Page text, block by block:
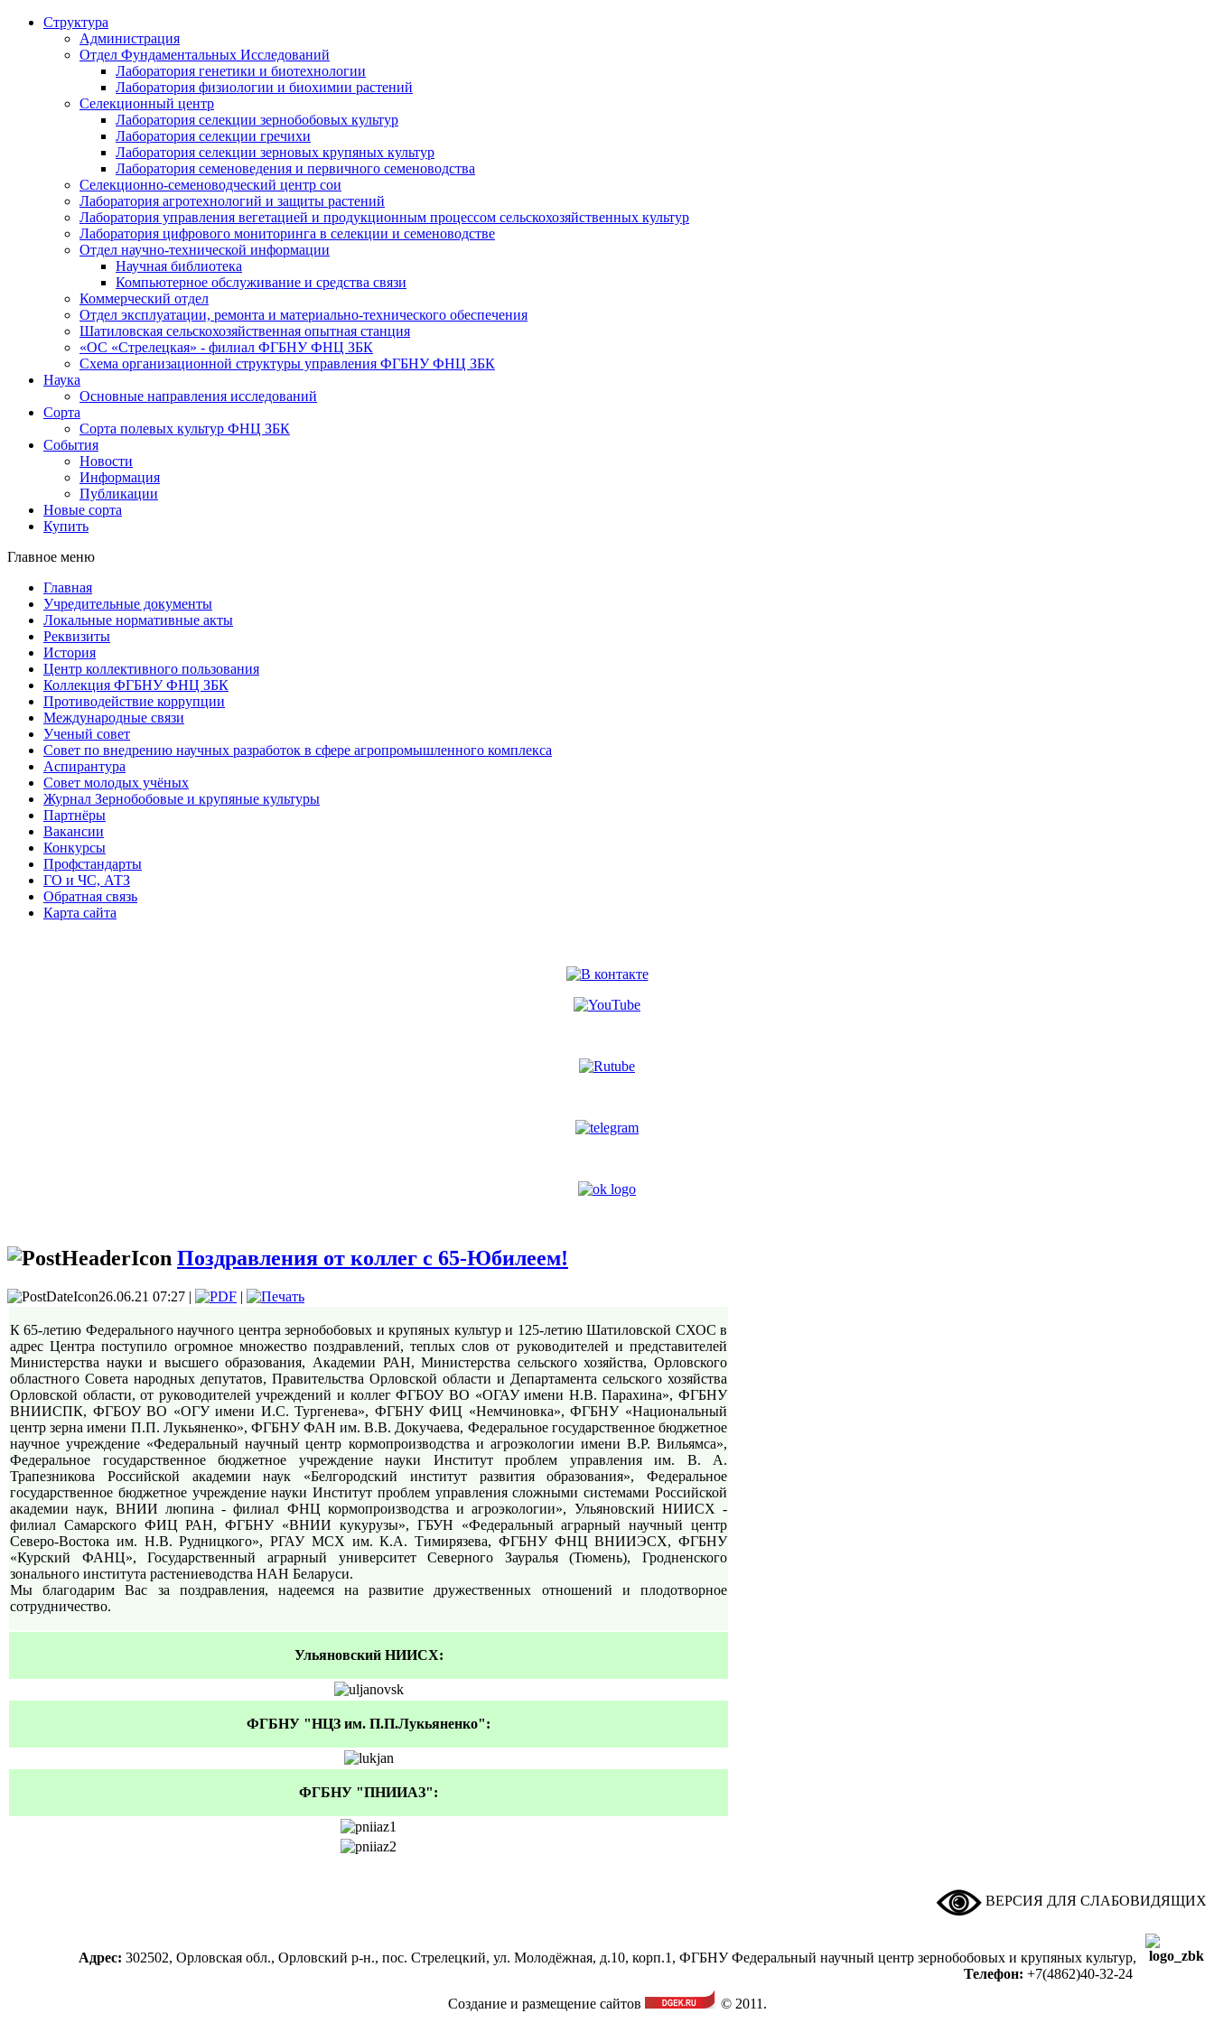
Структура
Администрация
Отдел Фундаментальных Исследований
Лаборатория генетики и биотехнологии
Лаборатория физиологии и биохимии растений
Селекционный центр
Лаборатория селекции зернобобовых культур
Лаборатория селекции гречихи
Лаборатория селекции зерновых крупяных культур
Лаборатория семеноведения и первичного семеноводства
Селекционно-семеноводческий центр сои
Лаборатория агротехнологий и защиты растений
Лаборатория управления вегетацией и продукционным процессом сельскохозяйственных культур
Лаборатория цифрового мониторинга в селекции и семеноводстве
Отдел научно-технической информации
Научная библиотека
Компьютерное обслуживание и средства связи
Коммерческий отдел
Отдел эксплуатации, ремонта и материально-технического обеспечения
Шатиловская сельскохозяйственная опытная станция
«ОС «Стрелецкая» - филиал ФГБНУ ФНЦ ЗБК
Схема организационной структуры управления ФГБНУ ФНЦ ЗБК
Наука
Основные направления исследований
Сорта
Сорта полевых культур ФНЦ ЗБК
События
Новости
Информация
Публикации
Новые сорта
Купить
Главное меню
Главная
Учредительные документы
Локальные нормативные акты
Реквизиты
История
Центр коллективного пользования
Коллекция ФГБНУ ФНЦ ЗБК
Противодействие коррупции
Международные связи
Ученый совет
Совет по внедрению научных разработок в сфере агропромышленного комплекса
Аспирантура
Совет молодых учёных
Журнал Зернобобовые и крупяные культуры
Партнёры
Вакансии
Конкурсы
Профстандарты
ГО и ЧС, АТЗ
Обратная связь
Карта сайта
Поздравления от коллег с 65-Юбилеем!
26.06.21 07:27 | |
К 65-летию Федерального научного центра зернобобовых и крупяных культур и 125-летию Шатиловской СХОС в
адрес Центра поступило огромное множество поздравлений, теплых слов от руководителей и представителей
Министерства науки и высшего образования, Академии РАН, Министерства сельского хозяйства, Орловского
областного Совета народных депутатов, Правительства Орловской области и Департамента сельского хозяйства
Орловской области, от руководителей учреждений и коллег ФГБОУ ВО «ОГАУ имени Н.В. Парахина», ФГБНУ
ВНИИСПК, ФГБОУ ВО «ОГУ имени И.С. Тургенева», ФГБНУ ФИЦ «Немчиновка», ФГБНУ «Национальный
центр зерна имени П.П. Лукьяненко», ФГБНУ ФАН им. В.В. Докучаева, Федеральное государственное бюджетное
научное учреждение «Федеральный научный центр кормопроизводства и агроэкологии имени В.Р. Вильямса»,
Федеральное государственное бюджетное учреждение науки Институт проблем управления им. В. А.
Трапезникова Российской академии наук «Белгородский институт развития образования», Федеральное
государственное бюджетное учреждение науки Институт проблем управления сложными системами Российской
академии наук, ВНИИ люпина - филиал ФНЦ кормопроизводства и агроэкологии», Ульяновский НИИСХ -
филиал Самарского ФИЦ РАН, ФГБНУ «ВНИИ кукурузы», ГБУН «Федеральный аграрный научный центр
Северо-Востока им. Н.В. Рудницкого», РГАУ МСХ им. К.А. Тимирязева, ФГБНУ ФНЦ ВНИИЭСХ, ФГБНУ
«Курский ФАНЦ», Государственный аграрный университет Северного Зауралья (Тюмень), Гродненского
зонального института растениеводства НАН Беларуси.
Мы благодарим Вас за поздравления, надеемся на развитие дружественных отношений и плодотворное
сотрудничество.
Ульяновский НИИСХ:
ФГБНУ "НЦЗ им. П.П.Лукьяненко":
ФГБНУ "ПНИИАЗ":
ВЕРСИЯ ДЛЯ СЛАБОВИДЯЩИХ
Адрес: 302502, Орловская обл., Орловский р-н., пос. Стрелецкий, ул. Молодёжная, д.10, корп.1, ФГБНУ Федеральный научный центр зернобобовых и крупяных культур,
Телефон: +7(4862)40-32-24
Создание и размещение сайтов
© 2011.